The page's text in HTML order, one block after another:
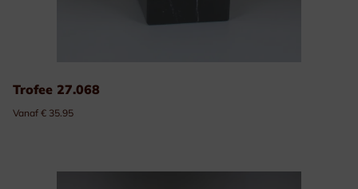
Trofee 27.068
Vanaf € 35.95